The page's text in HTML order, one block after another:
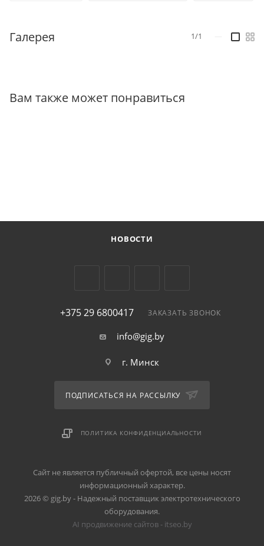
Галерея 1/1
Вам также может понравиться
НОВОСТИ
+375 29 6800417 ЗАКАЗАТЬ ЗВОНОК
info@gig.by
г. Минск
ПОДПИСАТЬСЯ НА РАССЫЛКУ
ПОЛИТИКА КОНФИДЕНЦИАЛЬНОСТИ
Сайт не является публичный офертой, все цены носят
информационный характер.
2026 © gig.by - Надежный поставщик электротехнического
оборудования.
AI продвижение сайтов - itseo.by